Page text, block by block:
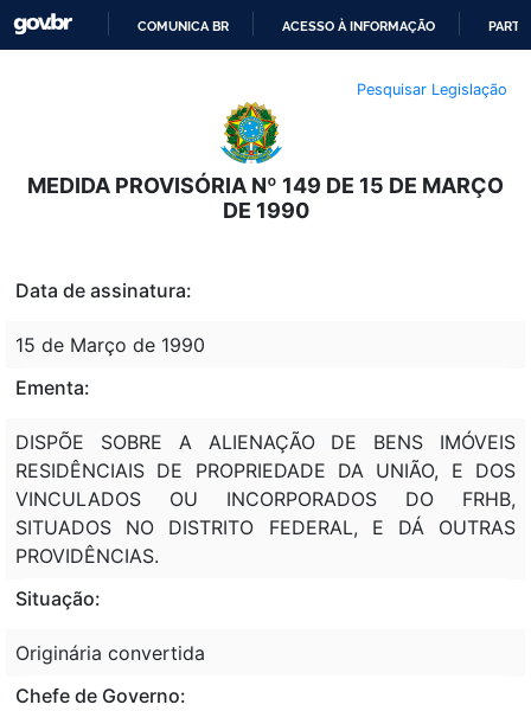
O
CONTEÚDO
COMUNICA BR ACESSO À INFORMAÇÃO
Pesquisar Legislação
MEDIDA PROVISÓRIA Nº 149 DE 15 DE MARÇO
DE 1990
Data de assinatura:
15 de Março de 1990
Ementa:
DISPÕE SOBRE A ALIENAÇÃO DE BENS IMÓVEIS
RESIDÊNCIAIS DE PROPRIEDADE DA UNIÃO, E DOS
VINCULADOS OU INCORPORADOS DO FRHB,
SITUADOS NO DISTRITO FEDERAL, E DÁ OUTRAS
PROVIDÊNCIAS.
Situação:
Originária convertida
Chefe de Governo: